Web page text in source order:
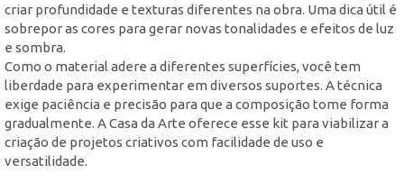
criar profundidade e texturas diferentes na obra. Uma dica útil é
sobrepor as cores para gerar novas tonalidades e efeitos de luz
e sombra.
Como o material adere a diferentes superfícies, você tem
liberdade para experimentar em diversos suportes. A técnica
exige paciência e precisão para que a composição tome forma
gradualmente. A Casa da Arte oferece esse kit para viabilizar a
criação de projetos criativos com facilidade de uso e
versatilidade.